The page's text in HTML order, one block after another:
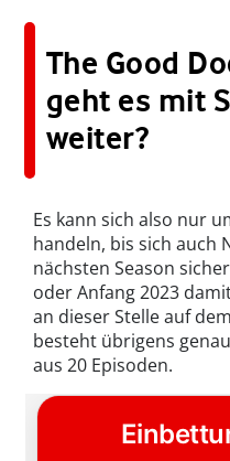
The Good
geht es mit
weiter?
Es kann sich also nur
handeln, bis sich auch
nächsten Season
oder Anfang 2023
an dieser Stelle auf
besteht übrigens
aus 20 Episoden.